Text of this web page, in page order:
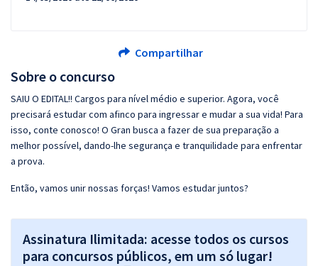
Sobre o concurso
SAIU O EDITAL!! Cargos para nível médio e superior. Agora, você
precisará estudar com afinco para ingressar e mudar a sua vida! Para
isso, conte conosco! O Gran busca a fazer de sua preparação a
melhor possível, dando-lhe segurança e tranquilidade para enfrentar
a prova.
Então, vamos unir nossas forças! Vamos estudar juntos?
Assinatura Ilimitada: acesse todos os cursos
para concursos públicos, em um só lugar!
Compartilhar